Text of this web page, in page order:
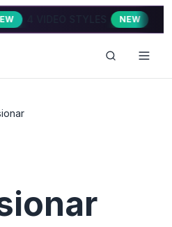
VIDEO STYLES ✦